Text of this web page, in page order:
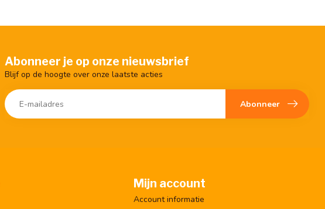
Abonneer je op onze nieuwsbrief
Blijf op de hoogte over onze laatste acties
Abonneer
Mijn account
Account informatie